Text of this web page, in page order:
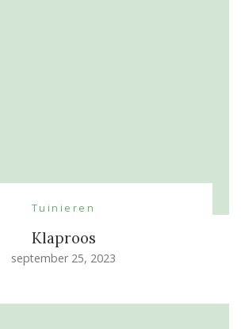
Tuinieren
Klaproos
september 25, 2023